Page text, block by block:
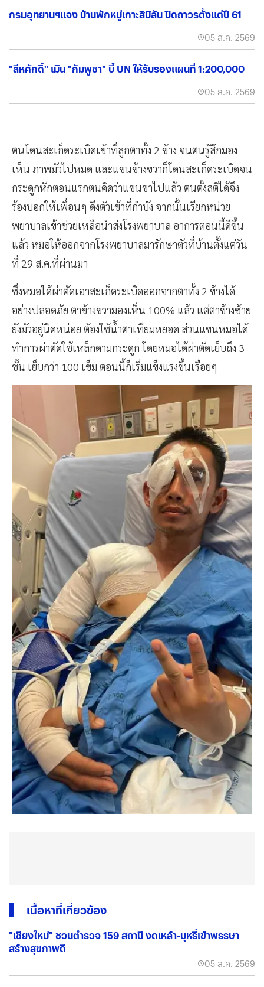
กรมอุทยานฯแจง บ้านพักหมู่เกาะสิมิลัน ปิดถาวรตั้งแต่ปี 61
05 ส.ค. 2569
"สีหศักดิ์" เมิน "กัมพูชา" บี้ UN ให้รับรองแผนที่ 1:200,000
05 ส.ค. 2569
ตนโดนสะเก็ดระเบิดเข้าที่ลูกตาทั้ง 2 ข้าง จนตนรู้สึกมอง
เห็น ภาพมัวไปหมด และแขนข้างขวาก็โดนสะเก็ดระเบิดจน
กระดูกหักตอนแรกตนคิดว่าแขนขาไปแล้ว ตนตั้งสติได้จึง
ร้องบอกให้เพื่อนๆ ดึงตัวเข้าที่กำบัง จากนั้นเรียกหน่วย
พยาบาลเข้าช่วยเหลือนำส่งโรงพยาบาล อาการตอนนี้ดีขึ้น
แล้ว หมอให้ออกจากโรงพยาบาลมารักษาตัวที่บ้านตั้งแต่วัน
ที่ 29 ส.ค.ที่ผ่านมา
ซึ่งหมอได้ผ่าตัดเอาสะเก็ดระเบิดออกจากตาทั้ง 2 ข้างได้
อย่างปลอดภัย ตาข้างขวามองเห็น 100% แล้ว แต่ตาข้างซ้าย
ยังมัวอยู่นิดหน่อย ต้องใช้น้ำตาเทียมหยอด ส่วนแขนหมอได้
ทำการผ่าตัดใช้เหล็กดามกระดูก โดยหมอได้ผ่าตัดเย็บถึง 3
ชั้น เย็บกว่า 100 เข็ม ตอนนี้ก็เริ่มแข็งแรงขึ้นเรื่อยๆ
เนื้อหาที่เกี่ยวข้อง
"เชียงใหม่" ชวนตำรวจ 159 สถานี งดเหล้า-บุหรี่เข้าพรรษา
สร้างสุขภาพดี
05 ส.ค. 2569